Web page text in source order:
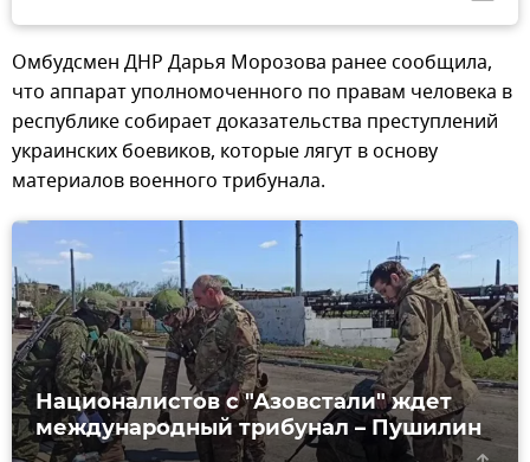
Омбудсмен ДНР Дарья Морозова ранее сообщила,
что аппарат уполномоченного по правам человека в
республике собирает доказательства преступлений
украинских боевиков, которые лягут в основу
материалов военного трибунала.
Националистов с "Азовстали" ждет
международный трибунал – Пушилин